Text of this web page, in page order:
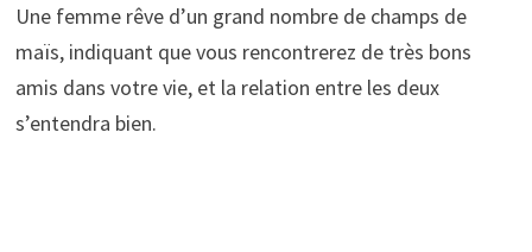
Une femme rêve d’un grand nombre de champs de
maïs, indiquant que vous rencontrerez de très bons
amis dans votre vie, et la relation entre les deux
s’entendra bien.